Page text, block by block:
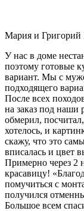
Мария и Григорий
У нас в доме
поэтому готовые
вариант. Мы с
подходящего
После всех
на заказ под наши
обмерил,
хотелось, и
скажу, что это
вписалась и цвет
Примерно через 2
красавицу!
помучиться с
получился
Большое всем